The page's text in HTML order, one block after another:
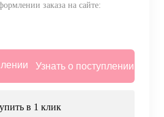
заказа на сайте:
Узнать о поступлении
в 1 клик